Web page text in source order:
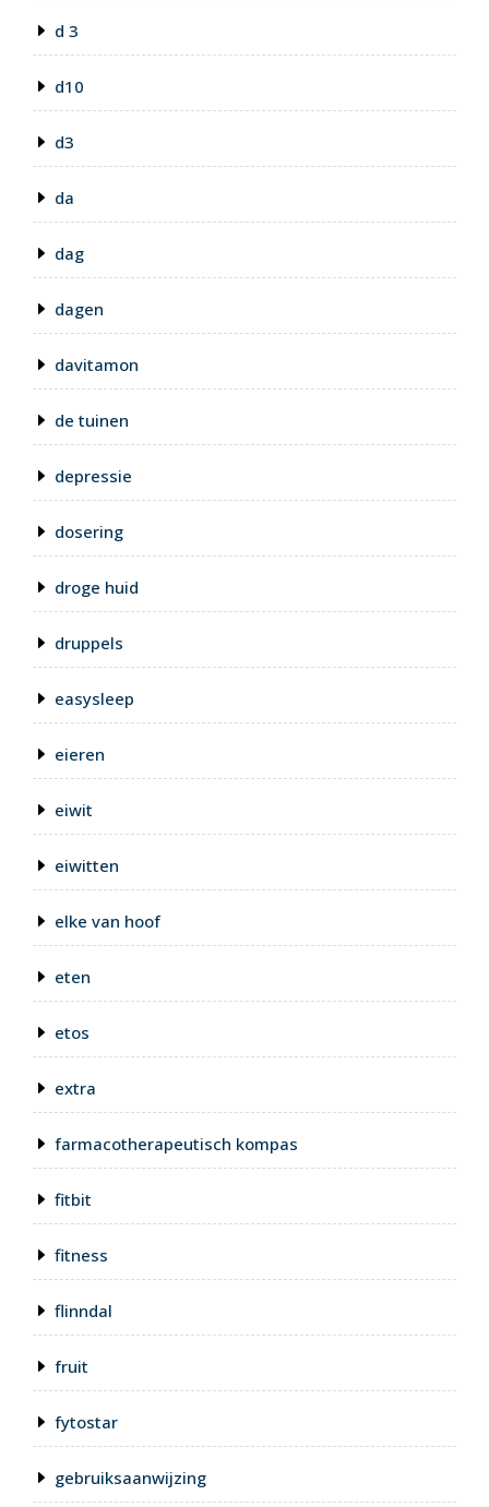
d 3
d10
d3
da
dag
dagen
davitamon
de tuinen
depressie
dosering
droge huid
druppels
easysleep
eieren
eiwit
eiwitten
elke van hoof
eten
etos
extra
farmacotherapeutisch kompas
fitbit
fitness
flinndal
fruit
fytostar
gebruiksaanwijzing